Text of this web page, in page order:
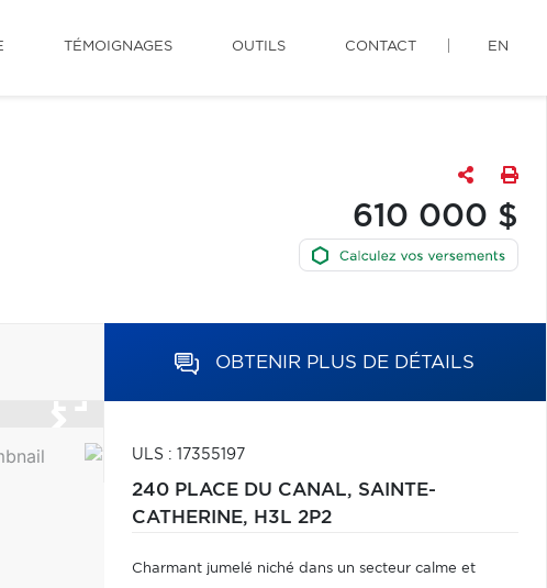
TÉMOIGNAGES OUTILS CONTACT EN
610 000 $
OBTENIR PLUS DE DÉTAILS
ULS : 17355197
240 PLACE DU CANAL, SAINTE-
CATHERINE, H3L 2P2
Charmant jumelé niché dans un secteur calme et